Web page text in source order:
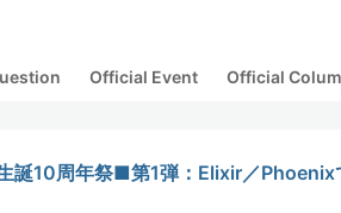
Official Event Official
誕10周年祭■第1弾：Elixir／Phoenix